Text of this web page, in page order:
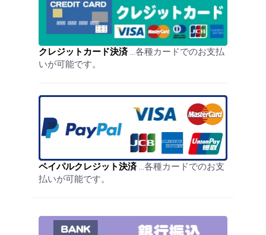
クレジットカード決済…各種カードでのお支払
いが可能です。
ペイパルクレジット決済…各種カードでのお支
払いが可能です。